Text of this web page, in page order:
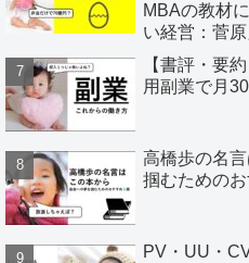
MBAの教材
い経営：菅
【書評・要
用副業で月
高橋歩の名
掴むためのお
PV・UU・